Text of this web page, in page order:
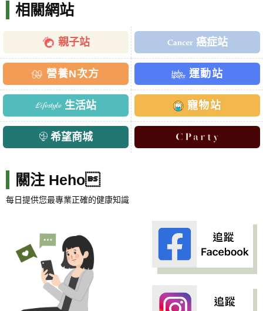
相關網站
親子站 癌症站
營養N次方 運動站
生活站 寵物站
希望商城
關注 Heho
每日提供您最專業正確的健康知識